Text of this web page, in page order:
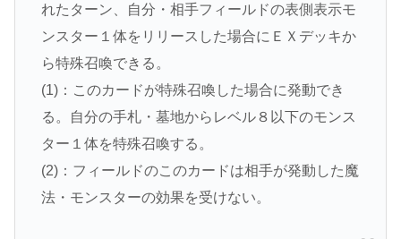
れたターン、自分・相手フィールドの表側表示モ
ンスター１体をリリースした場合にＥＸデッキか
ら特殊召喚できる。
(1)：このカードが特殊召喚した場合に発動でき
る。自分の手札・墓地からレベル８以下のモンス
ター１体を特殊召喚する。
(2)：フィールドのこのカードは相手が発動した魔
法・モンスターの効果を受けない。